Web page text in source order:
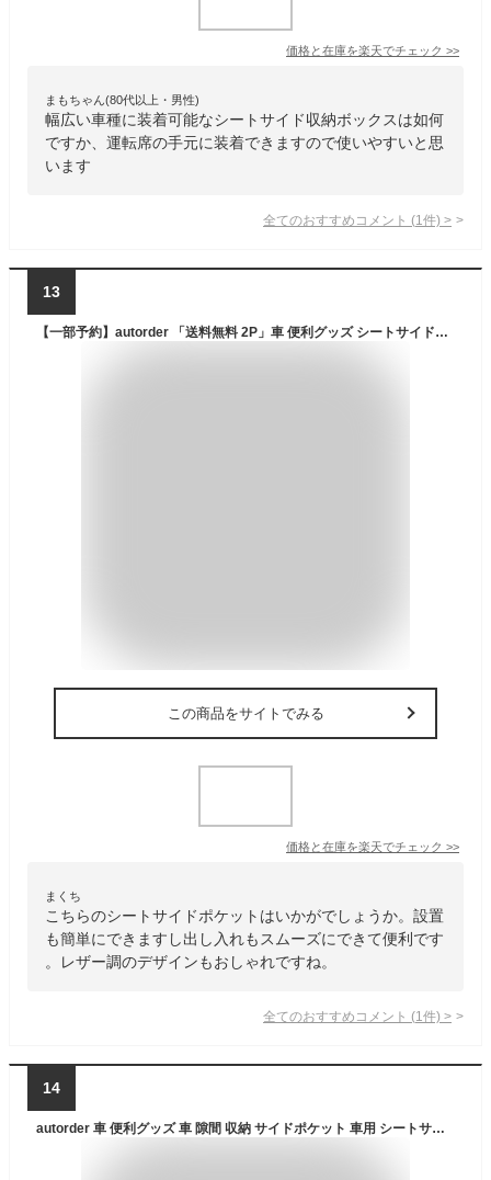
価格と在庫を楽天でチェック >>
まもちゃん(80代以上・男性)
幅広い車種に装着可能なシートサイド収納ボックスは如何
ですか、運転席の手元に装着できますので使いやすいと思
います
全てのおすすめコメント (1 件) >
13
【一部予約】autorder 「送料無料 2P」車 便利グッズ シートサイドポケット 車 シート 隙間 収納 車 小物入れ 車用品 車内 アクセサリー 車 収納 シート サイド ポケット 車内 隙間 落下防止 収納ケース 収納ボックス カー用品 便利 レザー調 レザー 運転席 助手席汎用 3色
この商品をサイトでみる
価格と在庫を楽天でチェック >>
まくち
こちらのシートサイドポケットはいかがでしょうか。設置
も簡単にできますし出し入れもスムーズにできて便利です
。レザー調のデザインもおしゃれですね。
全てのおすすめコメント (1 件) >
14
autorder 車 便利グッズ 車 隙間 収納 サイドポケット 車用 シートサイドポケット 1枚セット ワインレット 車用 シート 隙間収納 小物 収納 落下防止 収納袋 収納ボックス カー用品 差し込みタイプ USBケーブル穴付き PUレザー 汎用タイプ レザー 運転席 助手席